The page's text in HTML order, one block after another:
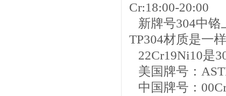
Cr:18:00-20:00
新牌号304中铬
TP304材质是一
22Cr19Ni10是
美国牌号：
中国牌号：